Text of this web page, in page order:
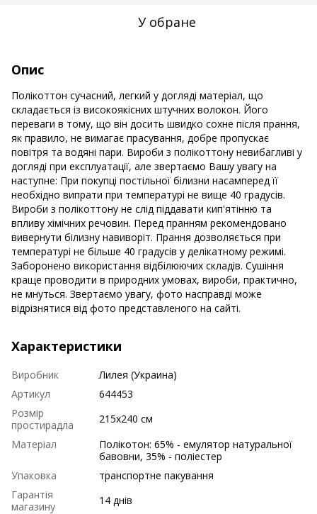
У обране
Опис
Полікоттон сучасний, легкий у догляді матеріал, що
складається із високоякісних штучних волокон. Його
переваги в тому, що він досить швидко сохне після прання,
як правило, не вимагає прасування, добре пропускає
повітря та водяні пари. Вироби з полікоттону невибагливі у
догляді при експлуатації, але звертаємо Вашу увагу на
наступне: При покупці постільної білизни насамперед її
необхідно випрати при температурі не вище 40 градусів.
Вироби з полікоттону не слід піддавати кип'ятінню та
впливу хімічних речовин. Перед пранням рекомендовано
вивернути білизну навиворіт. Прання дозволяється при
температурі не більше 40 градусів у делікатному режимі.
Заборонено використання відбілюючих складів. Сушіння
краще проводити в природних умовах, вироби, практично,
не мнуться. Звертаємо увагу, фото насправді може
відрізнятися від фото представленого на сайті.
Характеристики
Виробник
Лилея (Украина)
Артикул
644453
Розмір
простирадла
215х240 см
Матеріал
Полікотон: 65% - емулятор натуральної
бавовни, 35% - поліестер
Упаковка
транспортне пакування
Гарантія
магазину
14 днів